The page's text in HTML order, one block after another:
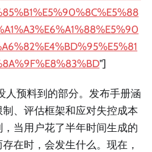
"]
人预料到的部分。发布手册涵
、评估框架和应对失控成本
当用户花了半年时间生成的
在时，会发生什么。现在，